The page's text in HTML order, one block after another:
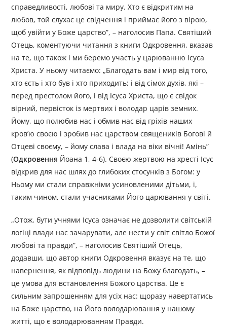
справедливості, любові та миру. Хто є відкритим на
любов, той слухає це свідчення і приймає його з вірою,
щоб увійти у Боже царство”, – наголосив Папа. Святіший
Отець, коментуючи читання з книги Одкровення, вказав
на те, що також і ми беремо участь у царюванню Ісуса
Христа. У ньому читаємо: „Благодать вам і мир від того,
хто єсть і хто був і хто приходить; і від сімох духів, які –
перед престолом його, і від Ісуса Христа, що є свідок
вірний, первісток із мертвих і володар царів земних.
Йому, що полюбив нас і обмив нас від гріхів наших
кров’ю своєю і зробив нас царством священиків Богові й
Отцеві своєму, – йому слава і влада на віки вічні! Амінь”
(Одкровення Йоана 1, 4-6). Своєю жертвою на хресті Ісус
відкрив для нас шлях до глибоких стосунків з Богом: у
Ньому ми стали справжніми усиновленими дітьми, і,
таким чином, стали учасниками Його царювання у світі.
„Отож, бути учнями Ісуса означає не дозволити світській
логіці влади нас зачарувати, але нести у світ світло Божої
любові та правди”, – наголосив Святіший Отець,
додавши, що автор книги Одкровення вказує на те, що
навернення, як відповідь людини на Божу благодать, –
це умова для встановлення Божого царства. Це є
сильним запрошенням для усіх нас: щоразу навертатись
на Боже царство, на Його володарювання у нашому
житті, що є володарюванням Правди.